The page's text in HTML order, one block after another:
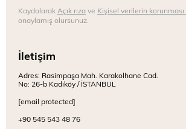
Kaydolarak Açık rızave Kişisel verilerin
onaylamış olursunuz.
İletişim
Adres: Rasimpaşa Mah. Karakolhane Cad.
No: 26-b Kadıköy / İSTANBUL
[email protected]
+90 545 543 48 76